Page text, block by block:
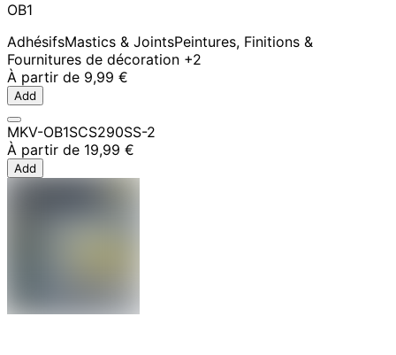
OB1
AdhésifsMastics & JointsPeintures, Finitions &
Fournitures de décoration +2
À partir de 9,99 €
Add
MKV-OB1SCS290SS-2
À partir de 19,99 €
Add